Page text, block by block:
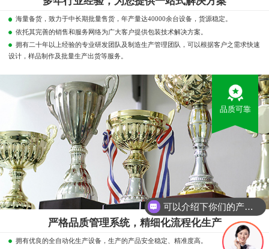
海量备货，致力于中长期批量售货，年产量达40000余台设备，货源稳定。
依托其完善的销售和服务网络为广大客户提供包装技术解决方案。
拥有二十年以上经验的专业研发团队及制造生产管理团队，可以根据客户之需求快速
设计，样品制作及批量生产出货等服务。
品质可靠
严格品质管理系统，精细化流程化生产
拥有优良的全自动化生产设备，生产的产品安全稳定、精准度高。
可以介绍下你们的产品么？